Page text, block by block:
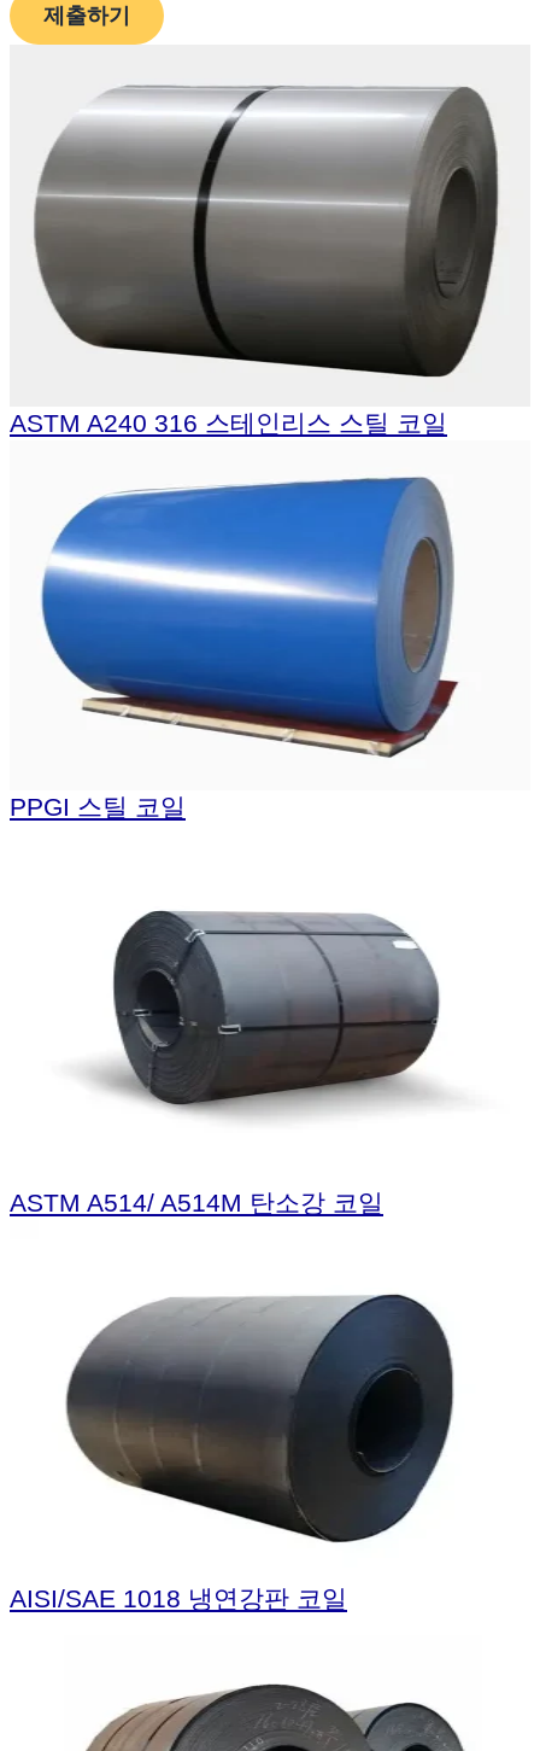
제출하기
ASTM A240 316 스테인리스 스틸 코일
PPGI 스틸 코일
ASTM A514/ A514M 탄소강 코일
AISI/SAE 1018 냉연강판 코일